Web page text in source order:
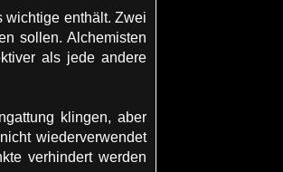
wichtige enthält. Zwei
sollen. Alchemisten
als jede andere
klingen, aber
wiederverwendet
verhindert werden